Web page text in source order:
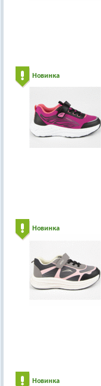
Новинка
Новинка
Новинка